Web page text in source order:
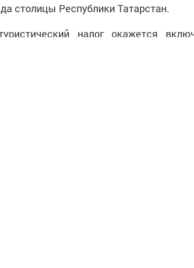
столицы Республики Татарстан.
налог окажется